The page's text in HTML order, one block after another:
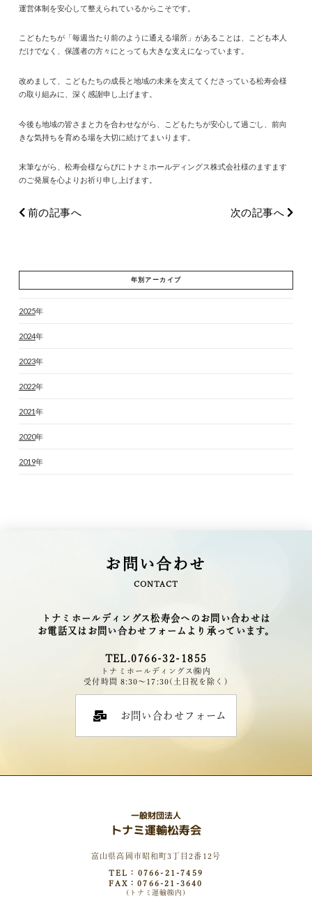
運営体制を安心して整えられているからこそです。
こどもたちが「毎週当たり前のように通える場所」があることは、こども本人
だけでなく、保護者の方々にとっても大きな支えになっています。
改めまして、こどもたちの成長と地域の未来を支えてくださっている松寿会様
の取り組みに、深く感謝申し上げます。
今後も地域の皆さまと力を合わせながら、こどもたちが安心して過ごし、前向
きな気持ちを育める場を大切に続けてまいります。
末筆ながら、松寿会様ならびにトナミホールディングス株式会社様のますます
のご発展を心よりお祈り申し上げます。
前の記事へ 次の記事へ
年別アーカイブ
2025年
2024年
2023年
2022年
2021年
2020年
2019年
お問い合わせ
CONTACT
トナミホールディングス松寿会へのお問い合わせは
お電話又はお問い合わせフォームより承っています。
TEL.0766-32-1855
トナミホールディングス㈱内
受付時間 8:30～17:30(土日祝を除く)
お問い合わせフォーム
富山県高岡市昭和町3丁目2番12号
TEL：0766-21-7459
FAX：0766-21-3640
(トナミ運輸㈱内)